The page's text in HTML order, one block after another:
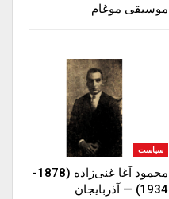
موسیقی موغام
سیاست
محمود آغا غنی‌زاده (1878-
1934) — آذربایجان